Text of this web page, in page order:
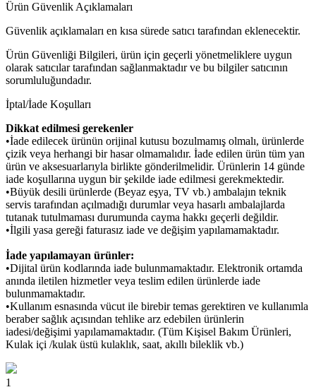
Ürün Güvenlik Açıklamaları
Güvenlik açıklamaları en kısa sürede satıcı tarafından eklenecektir.
Ürün Güvenliği Bilgileri, ürün için geçerli yönetmeliklere uygun
olarak satıcılar tarafından sağlanmaktadır ve bu bilgiler satıcının
sorumluluğundadır.
İptal/İade Koşulları
Dikkat edilmesi gerekenler
•İade edilecek ürünün orijinal kutusu bozulmamış olmalı, ürünlerde
çizik veya herhangi bir hasar olmamalıdır. İade edilen ürün tüm yan
ürün ve aksesuarlarıyla birlikte gönderilmelidir. Ürünlerin 14 günde
iade koşullarına uygun bir şekilde iade edilmesi gerekmektedir.
•Büyük desili ürünlerde (Beyaz eşya, TV vb.) ambalajın teknik
servis tarafından açılmadığı durumlar veya hasarlı ambalajlarda
tutanak tutulmaması durumunda cayma hakkı geçerli değildir.
•İlgili yasa gereği faturasız iade ve değişim yapılamamaktadır.
İade yapılamayan ürünler:
•Dijital ürün kodlarında iade bulunmamaktadır. Elektronik ortamda
anında iletilen hizmetler veya teslim edilen ürünlerde iade
bulunmamaktadır.
•Kullanım esnasında vücut ile birebir temas gerektiren ve kullanımla
beraber sağlık açısından tehlike arz edebilen ürünlerin
iadesi/değişimi yapılamamaktadır. (Tüm Kişisel Bakım Ürünleri,
Kulak içi /kulak üstü kulaklık, saat, akıllı bileklik vb.)
1